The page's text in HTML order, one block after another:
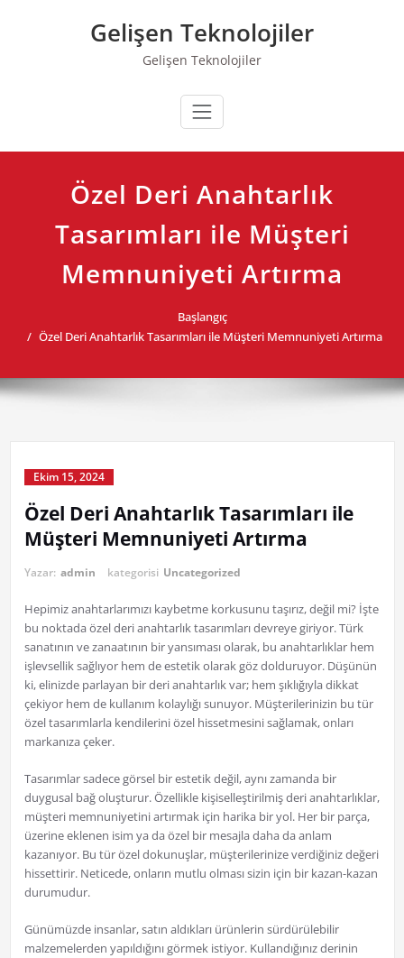
Gelişen Teknolojiler
Gelişen Teknolojiler
Özel Deri Anahtarlık
Tasarımları ile Müşteri
Memnuniyeti Artırma
Başlangıç
Özel Deri Anahtarlık Tasarımları ile Müşteri Memnuniyeti Artırma
Ekim 15, 2024
Özel Deri Anahtarlık Tasarımları ile
Müşteri Memnuniyeti Artırma
Yazar: admin kategorisi Uncategorized
Hepimiz anahtarlarımızı kaybetme korkusunu taşırız, değil mi? İşte
bu noktada özel deri anahtarlık tasarımları devreye giriyor. Türk
sanatının ve zanaatının bir yansıması olarak, bu anahtarlıklar hem
işlevsellik sağlıyor hem de estetik olarak göz dolduruyor. Düşünün
ki, elinizde parlayan bir deri anahtarlık var; hem şıklığıyla dikkat
çekiyor hem de kullanım kolaylığı sunuyor. Müşterilerinizin bu tür
özel tasarımlarla kendilerini özel hissetmesini sağlamak, onları
markanıza çeker.
Tasarımlar sadece görsel bir estetik değil, aynı zamanda bir
duygusal bağ oluşturur. Özellikle kişiselleştirilmiş deri anahtarlıklar,
müşteri memnuniyetini artırmak için harika bir yol. Her bir parça,
üzerine eklenen isim ya da özel bir mesajla daha da anlam
kazanıyor. Bu tür özel dokunuşlar, müşterilerinize verdiğiniz değeri
hissettirir. Neticede, onların mutlu olması sizin için bir kazan-kazan
durumudur.
Günümüzde insanlar, satın aldıkları ürünlerin sürdürülebilir
malzemelerden yapıldığını görmek istiyor. Kullandığınız derinin